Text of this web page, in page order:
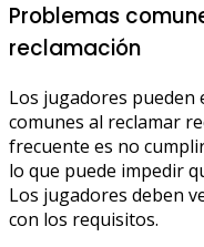
Problemas
reclamación
Los jugadores
comunes al reclamar
frecuente es no
lo que puede impedir
Los jugadores deben
con los requisitos.